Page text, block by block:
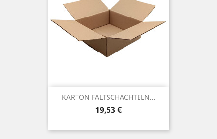
KARTON FALTSCHACHTELN...
Preis
19,53 €